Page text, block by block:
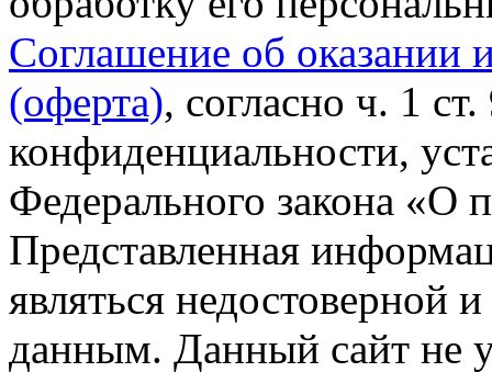
Соглашение об оказании
(оферта), согласно ч. 1
конфиденциальности,
Федерального закона «О
Представленная
являться недостоверной
данным. Данный сайт не